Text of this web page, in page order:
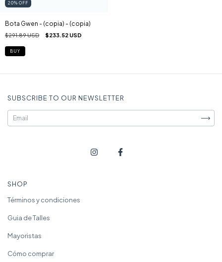
20% OFF
Bota Gwen - (copia) - (copia)
$291.89 USD $233.52 USD
BUY
SUBSCRIBE TO OUR NEWSLETTER
SHOP
Términos y condiciones
Guia de Talles
Mayoristas
Cómo comprar